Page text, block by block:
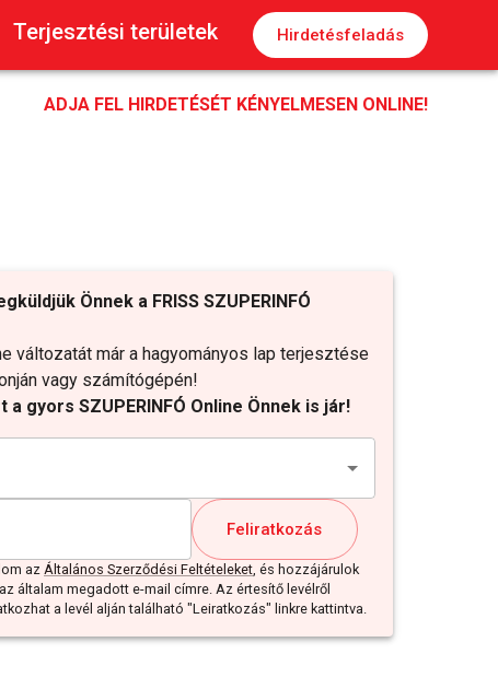
Terjesztési területek Hirdetésfeladás
ADJA FEL HIRDETÉSÉT KÉNYELMESEN ONLINE!
Önnek a FRISS SZUPERINFÓ
változatát már a hagyományos lap terjesztése
vagy számítógépén!
gyors SZUPERINFÓ Online Önnek is jár!
Feliratkozás
az Általános Szerződési Feltételeket, és hozzájárulok
általam megadott e-mail címre. Az értesítő levélről
a levél alján található "Leiratkozás" linkre kattintva.